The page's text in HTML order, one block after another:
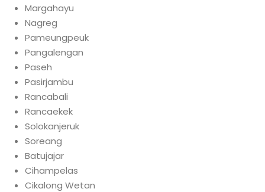
Margahayu
Nagreg
Pameungpeuk
Pangalengan
Paseh
Pasirjambu
Rancabali
Rancaekek
Solokanjeruk
Soreang
Batujajar
Cihampelas
Cikalong Wetan